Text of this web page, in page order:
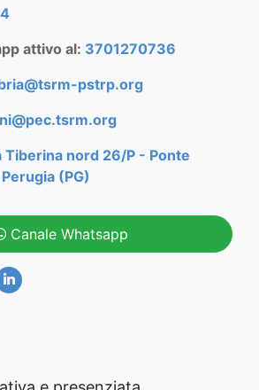
attivo al: 3701270736
pstrp.org
Tiberina nord 26/P - Ponte
(PG)
Canale Whatsapp